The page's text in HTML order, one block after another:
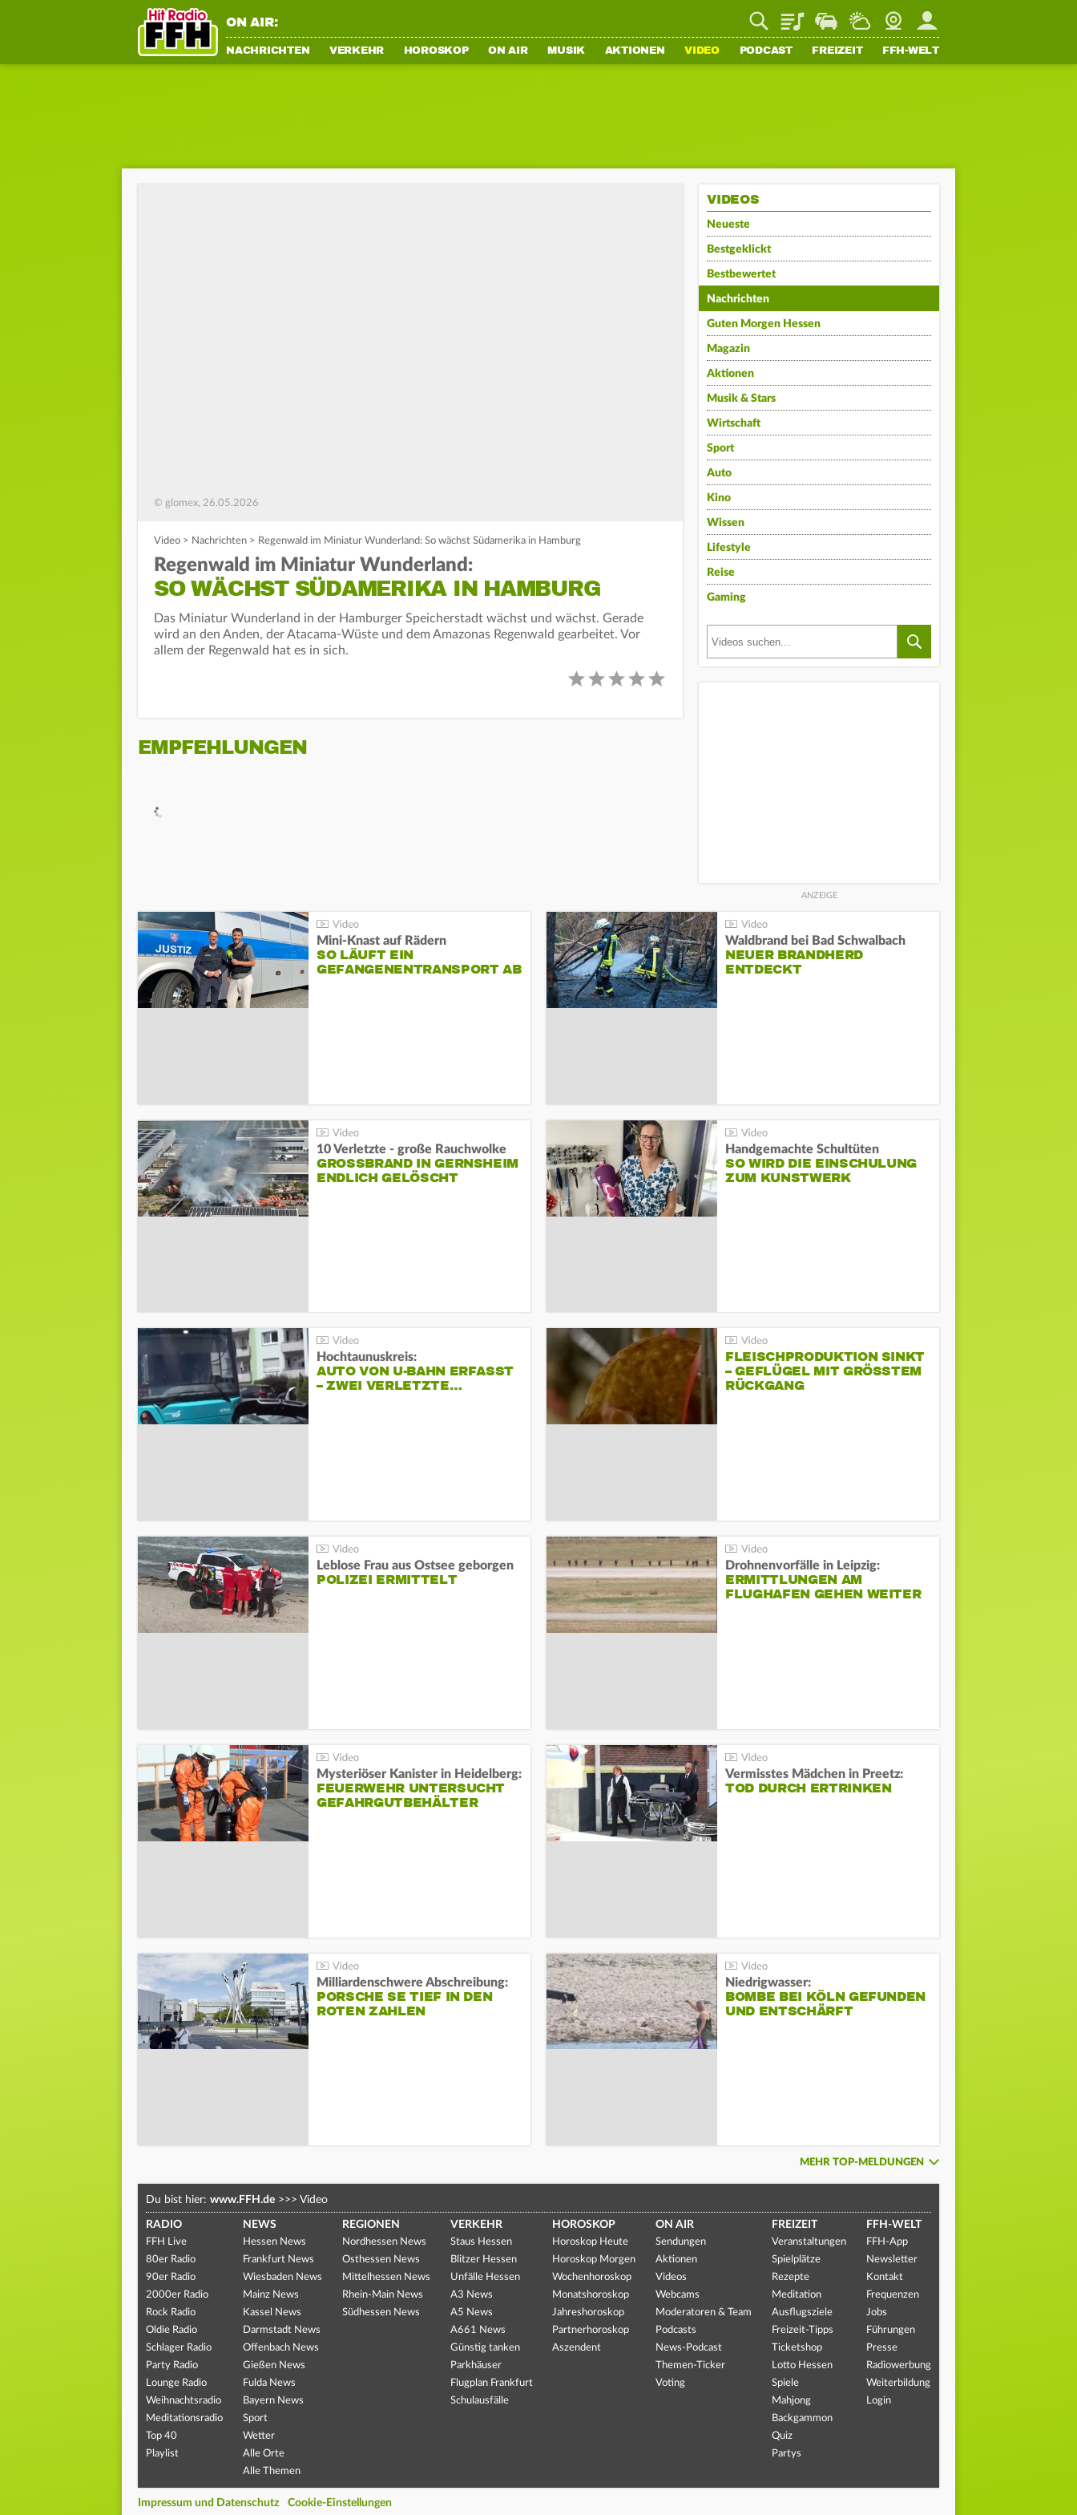
ON AIR: PlaylistStaupilotWetterWebcamMein FFH
NACHRICHTEN VERKEHR HOROSKOP ON AIR MUSIK AKTIONEN VIDEO PODCAST FREIZEIT FFH-WELT
© glomex, 26.05.2026
Video > Nachrichten > Regenwald im Miniatur Wunderland: So wächst Südamerika in Hamburg
Regenwald im Miniatur Wunderland:
SO WÄCHST SÜDAMERIKA IN HAMBURG
Das Miniatur Wunderland in der Hamburger Speicherstadt wächst und wächst. Gerade
wird an den Anden, der Atacama-Wüste und dem Amazonas Regenwald gearbeitet. Vor
allem der Regenwald hat es in sich.
EMPFEHLUNGEN
VIDEOS
Neueste
Bestgeklickt
Bestbewertet
Nachrichten
Guten Morgen Hessen
Magazin
Aktionen
Musik & Stars
Wirtschaft
Sport
Auto
Kino
Wissen
Lifestyle
Reise
Gaming
Mini-Knast auf Rädern
SO LÄUFT EIN
GEFANGENENTRANSPORT AB
Waldbrand bei Bad Schwalbach
NEUER BRANDHERD
ENTDECKT
10 Verletzte - große Rauchwolke
GROSSBRAND IN GERNSHEIM E
NDLICH GELÖSCHT
Handgemachte Schultüten
SO WIRD DIE EINSCHULUNG
ZUM KUNSTWERK
Hochtaunuskreis:
AUTO VON U-BAHN ERFASST
– ZWEI VERLETZTE…
FLEISCHPRODUKTION SINKT
– GEFLÜGEL MIT GRÖSSTEM R
ÜCKGANG
Leblose Frau aus Ostsee geborgen
POLIZEI ERMITTELT
Drohnenvorfälle in Leipzig:
ERMITTLUNGEN AM
FLUGHAFEN GEHEN WEITER
Mysteriöser Kanister in Heidelberg:
FEUERWEHR UNTERSUCHT
GEFAHRGUTBEHÄLTER
Vermisstes Mädchen in Preetz:
TOD DURCH ERTRINKEN
Milliardenschwere Abschreibung:
PORSCHE SE TIEF IN DEN
ROTEN ZAHLEN
Niedrigwasser:
BOMBE BEI KÖLN GEFUNDEN
UND ENTSCHÄRFT
MEHR TOP-MELDUNGEN
Du bist hier: www.FFH.de >>> Video
RADIO
FFH Live
80er Radio
90er Radio
2000er Radio
Rock Radio
Oldie Radio
Schlager Radio
Party Radio
Lounge Radio
Weihnachtsradio
Meditationsradio
Top 40
Playlist
NEWS
Hessen News
Frankfurt News
Wiesbaden News
Mainz News
Kassel News
Darmstadt News
Offenbach News
Gießen News
Fulda News
Bayern News
Sport
Wetter
Alle Orte
Alle Themen
REGIONEN
Nordhessen News
Osthessen News
Mittelhessen News
Rhein-Main News
Südhessen News
VERKEHR
Staus Hessen
Blitzer Hessen
Unfälle Hessen
A3 News
A5 News
A661 News
Günstig tanken
Parkhäuser
Flugplan Frankfurt
Schulausfälle
HOROSKOP
Horoskop Heute
Horoskop Morgen
Wochenhoroskop
Monatshoroskop
Jahreshoroskop
Partnerhoroskop
Aszendent
ON AIR
Sendungen
Aktionen
Videos
Webcams
Moderatoren & Team
Podcasts
News-Podcast
Themen-Ticker
Voting
FREIZEIT
Veranstaltungen
Spielplätze
Rezepte
Meditation
Ausflugsziele
Freizeit-Tipps
Ticketshop
Lotto Hessen
Spiele
Mahjong
Backgammon
Quiz
Partys
FFH-WELT
FFH-App
Newsletter
Kontakt
Frequenzen
Jobs
Führungen
Presse
Radiowerbung
Weiterbildung
Login
Impressum und Datenschutz Cookie-Einstellungen